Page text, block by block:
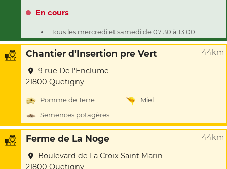
En cours
Tous les mercredi et samedi de 07:30 à 13:00
Chantier d'Insertion pre Vert 44km
9 rue De l'Enclume
21800 Quetigny
Pomme de Terre
Miel
Semences potagères
Ferme de La Noge 44km
Boulevard de La Croix Saint Marin
21800 Quetigny